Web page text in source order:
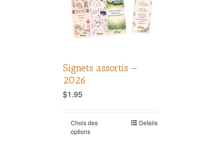
Signets assortis –
2026
$1.95
Choix des
options
Details